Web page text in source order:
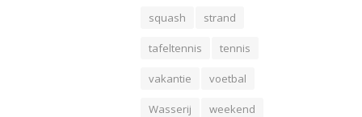
squash strand
tafeltennis tennis
vakantie voetbal
Wasserij weekend